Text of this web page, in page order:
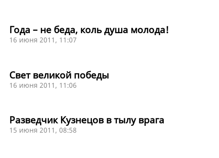
Года – не беда, коль душа молода!
16 июня 2011, 11:07
Свет великой победы
16 июня 2011, 11:06
Разведчик Кузнецов в тылу врага
15 июня 2011, 08:58